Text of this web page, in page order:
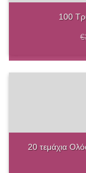
100
€
20 τεμάχια